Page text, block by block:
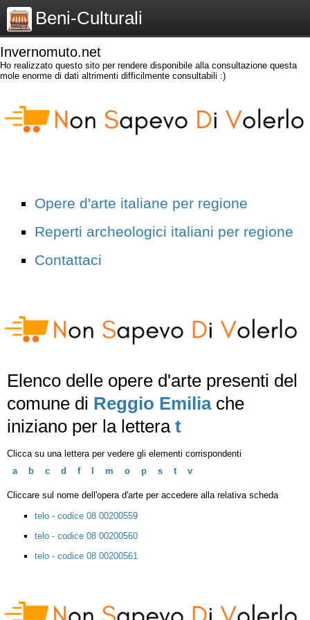
Beni-Culturali
Invernomuto.net
Ho realizzato questo sito per rendere disponibile alla consultazione questa
mole enorme di dati altrimenti difficilmente consultabili :)
Opere d'arte italiane per regione
Reperti archeologici italiani per regione
Contattaci
Elenco delle opere d'arte presenti del
comune di Reggio Emiliache
iniziano per la lettera t
Clicca su una lettera per vedere gli elementi corrispondenti
a
b c d f m o p s t v
Cliccare sul nome dell'opera d'arte per accedere alla relativa scheda
telo - codice 08 00200559
telo - codice 08 00200560
telo - codice 08 00200561